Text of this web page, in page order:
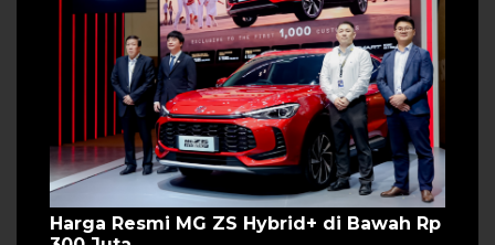
Harga Resmi MG ZS Hybrid+ di Bawah Rp